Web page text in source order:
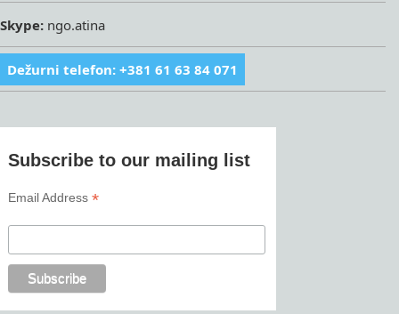
Skype: ngo.atina
Dežurni telefon: +381 61 63 84 071
Subscribe to our mailing list
Email Address*